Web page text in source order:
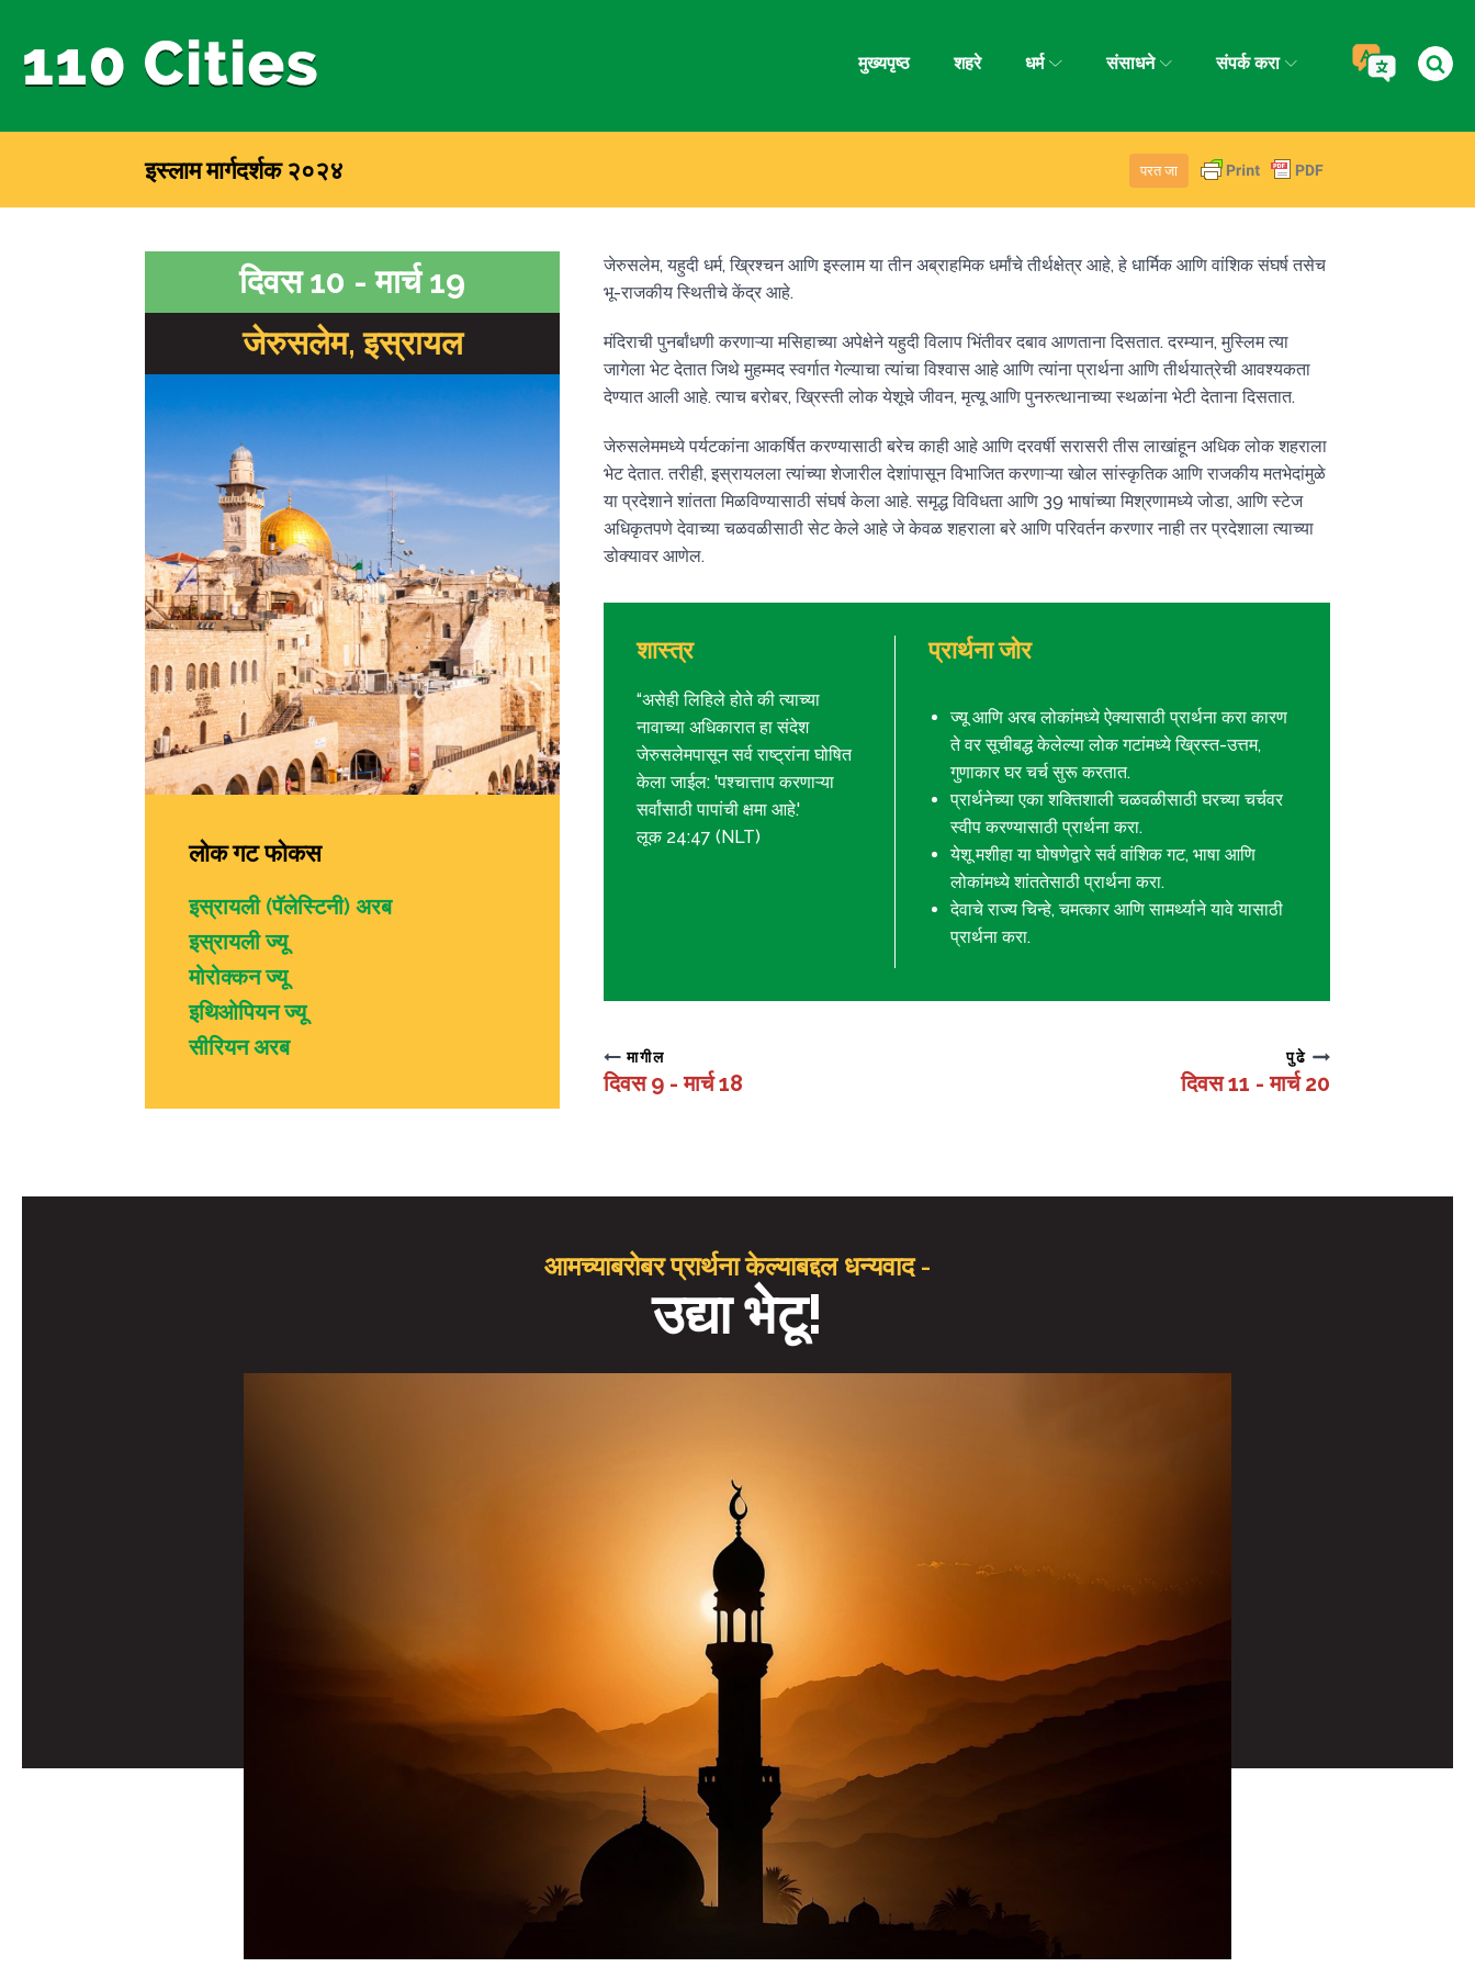
मुख्यपृष्ठ शहरे धर्म संसाधने संपर्क करा
इस्लाम मार्गदर्शक २०२४ परत जा
दिवस 10 - मार्च 19
जेरुसलेम, इस्रायल
लोक गट फोकस
इस्रायली (पॅलेस्टिनी) अरब
इस्रायली ज्यू
मोरोक्कन ज्यू
इथिओपियन ज्यू
सीरियन अरब
जेरुसलेम, यहुदी धर्म, ख्रिश्चन आणि इस्लाम या तीन अब्राहमिक धर्मांचे तीर्थक्षेत्र आहे, हे धार्मिक आणि वांशिक संघर्ष तसेच
भू-राजकीय स्थितीचे केंद्र आहे.
मंदिराची पुनर्बांधणी करणाऱ्या मसिहाच्या अपेक्षेने यहुदी विलाप भिंतीवर दबाव आणताना दिसतात. दरम्यान, मुस्लिम त्या
जागेला भेट देतात जिथे मुहम्मद स्वर्गात गेल्याचा त्यांचा विश्वास आहे आणि त्यांना प्रार्थना आणि तीर्थयात्रेची आवश्यकता
देण्यात आली आहे. त्याच बरोबर, ख्रिस्ती लोक येशूचे जीवन, मृत्यू आणि पुनरुत्थानाच्या स्थळांना भेटी देताना दिसतात.
जेरुसलेममध्ये पर्यटकांना आकर्षित करण्यासाठी बरेच काही आहे आणि दरवर्षी सरासरी तीस लाखांहून अधिक लोक शहराला
भेट देतात. तरीही, इस्रायलला त्यांच्या शेजारील देशांपासून विभाजित करणाऱ्या खोल सांस्कृतिक आणि राजकीय मतभेदांमुळे
या प्रदेशाने शांतता मिळविण्यासाठी संघर्ष केला आहे. समृद्ध विविधता आणि 39 भाषांच्या मिश्रणामध्ये जोडा, आणि स्टेज
अधिकृतपणे देवाच्या चळवळीसाठी सेट केले आहे जे केवळ शहराला बरे आणि परिवर्तन करणार नाही तर प्रदेशाला त्याच्या
डोक्यावर आणेल.
शास्त्र
“असेही लिहिले होते की त्याच्या
नावाच्या अधिकारात हा संदेश
जेरुसलेमपासून सर्व राष्ट्रांना घोषित
केला जाईल: 'पश्चात्ताप करणाऱ्या
सर्वांसाठी पापांची क्षमा आहे.'
लूक 24:47 (NLT)
प्रार्थना जोर
ज्यू आणि अरब लोकांमध्ये ऐक्यासाठी प्रार्थना करा कारण
ते वर सूचीबद्ध केलेल्या लोक गटांमध्ये ख्रिस्त-उत्तम,
गुणाकार घर चर्च सुरू करतात.
प्रार्थनेच्या एका शक्तिशाली चळवळीसाठी घरच्या चर्चवर
स्वीप करण्यासाठी प्रार्थना करा.
येशू मशीहा या घोषणेद्वारे सर्व वांशिक गट, भाषा आणि
लोकांमध्ये शांततेसाठी प्रार्थना करा.
देवाचे राज्य चिन्हे, चमत्कार आणि सामर्थ्याने यावे यासाठी
प्रार्थना करा.
मागील
दिवस 9 - मार्च 18
पुढे
दिवस 11 - मार्च 20
आमच्याबरोबर प्रार्थना केल्याबद्दल धन्यवाद -
उद्या भेटू!